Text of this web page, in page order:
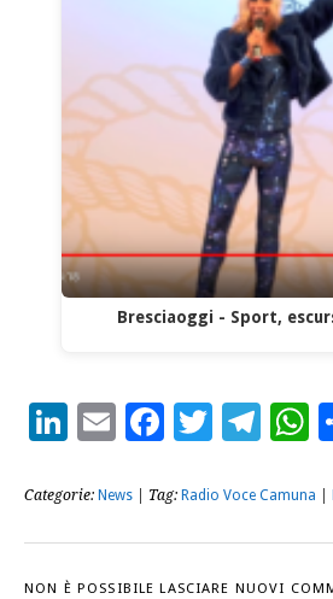
Bresciaoggi - Sport,
LinkedIn
EmailFacebook
Categorie: News | Tag: Radio Voce Camuna
NON È POSSIBILE LASCIARE NUOVI